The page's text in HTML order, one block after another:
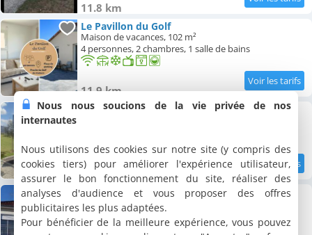
11.8 km
Le Pavillon du Golf
Maison de vacances, 102 m²
4 personnes, 2 chambres, 1 salle de bains
11.9 km
Charmante maison près du Futuroscope
11.9 km 8.8/10
Maison à proximité du Futuroscope
Maison de vacances, 90 m²
8 personnes, 3 chambres, 1 salle de bains
Nous nous soucions de la vie privée de nos
internautes
Nous utilisons des cookies sur notre site (y compris des
cookies tiers) pour améliorer l'expérience utilisateur,
assurer le bon fonctionnement du site, réaliser des
analyses d'audience et vous proposer des offres
publicitaires les plus adaptées.
Pour bénéficier de la meilleure expérience, vous pouvez